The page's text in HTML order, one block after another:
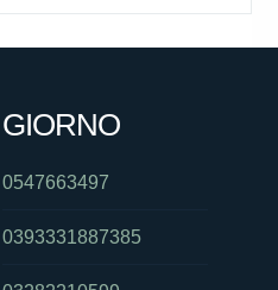
GIORNO
0547663497
0393331887385